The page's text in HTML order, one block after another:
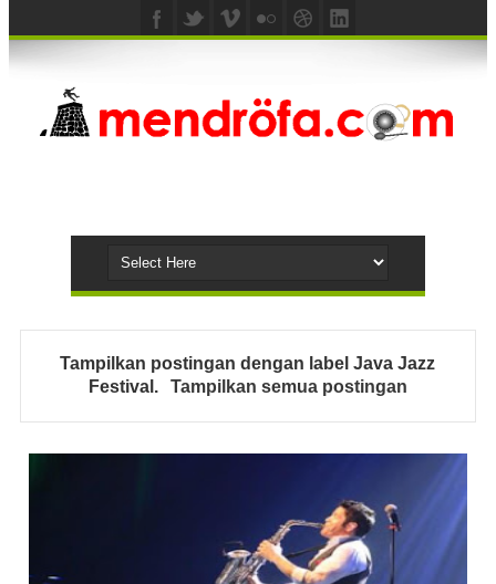
Tampilkan postingan dengan labelJava Jazz
Festival . Tampilkan semua postingan